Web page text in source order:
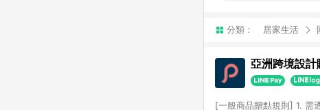
分類： 居家生活
亞洲跨境設
[一般商品贈點規則] 1. 需